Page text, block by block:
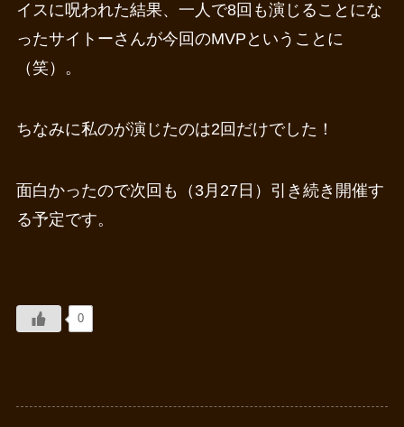
イスに呪われた結果、一人で8回も演じることにな
ったサイトーさんが今回のMVPということに
（笑）。
ちなみに私のが演じたのは2回だけでした！
面白かったので次回も（3月27日）引き続き開催す
る予定です。
0